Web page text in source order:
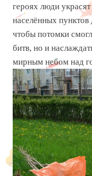
героях люди
населённых
чтобы потомки
битв, но и
мирным небом над